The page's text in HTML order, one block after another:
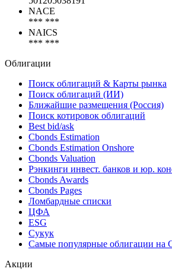
NACE
*** ***
NAICS
*** ***
Облигации
Поиск облигаций & Карты рынка
Поиск облигаций (ИИ)
Ближайшие размещения (Россия)
Поиск котировок облигаций
Best bid/ask
Cbonds Estimation
Cbonds Estimation Onshore
Cbonds Valuation
Рэнкинги инвест. банков и юр.
Cbonds Awards
Cbonds Pages
Ломбардные списки
ЦФА
ESG
Сукук
Самые популярные облигации на
Акции